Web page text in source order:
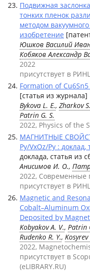
Подвижная
тонких пленок
методом
изобретение
Юшков Василий
Кобяков Александр
2022
присутствует в
Formation of
[статья из журнала]
Bykova L. E., Zharkov
Patrin G. S.
2022, Physics of the
МАГНИТНЫЕ
Py/VxOz/Py : доклад,
доклада, статья из
Анисимов И. О.,
2022, Современные
присутствует в
Magnetic and
Cobalt–Aluminum
Deposited by
Kobyakov A. V., Patrin
Rudenko R. Y.,
2022,
присутствует в
(eLIBRARY.RU)